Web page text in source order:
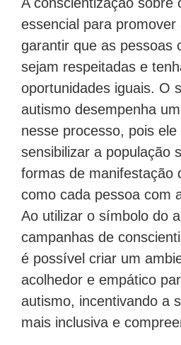
essencial para
garantir que as pessoas
sejam respeitadas e
oportunidades iguais. O
autismo desempenha
nesse processo, pois ele
sensibilizar a população
formas de manifestação
como cada pessoa com
Ao utilizar o símbolo do
campanhas de
é possível criar um
acolhedor e empático
autismo, incentivando a
mais inclusiva e